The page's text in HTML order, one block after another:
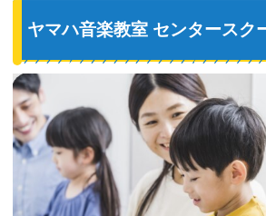
ヤマハ音楽教室 センタースク